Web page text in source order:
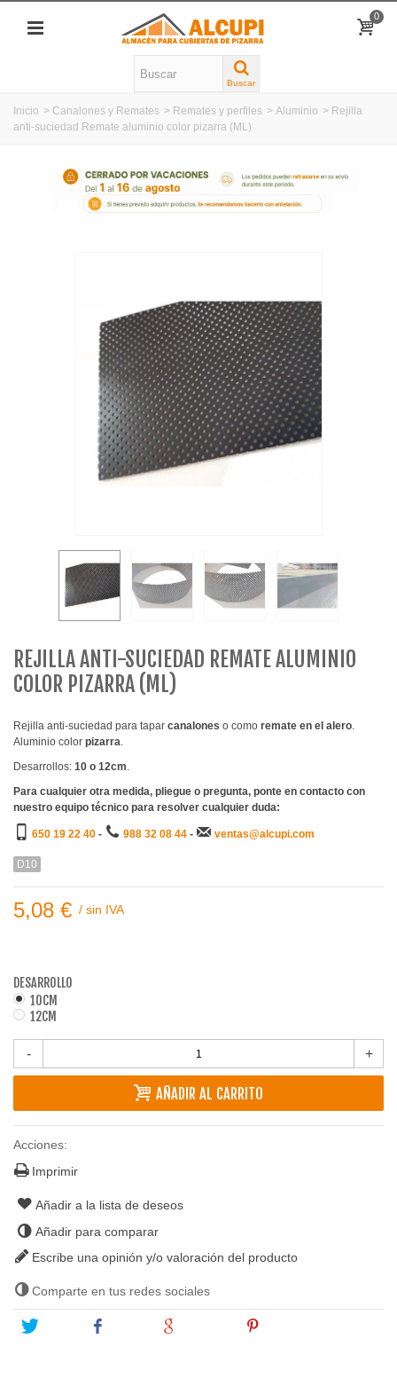
0
Buscar
Inicio > Canalones y Remates > Remates y perfiles > Aluminio > Rejilla
anti-suciedad Remate aluminio color pizarra (ML)
REJILLA ANTI-SUCIEDAD REMATE ALUMINIO
COLOR PIZARRA (ML)
Rejilla anti-suciedad para tapar canalones o como remate en el alero.
Aluminio color pizarra.
Desarrollos: 10 o 12cm.
Para cualquier otra medida, pliegue o pregunta, ponte en contacto con
nuestro equipo técnico para resolver cualquier duda:
650 19 22 40 - 988 32 08 44 - ventas@alcupi.com
D10
5,08 € / sin IVA
DESARROLLO
10CM
12CM
- +
AÑADIR AL CARRITO
Acciones:
Imprimir
Añadir a la lista de deseos
Añadir para comparar
Escribe una opinión y/o valoración del producto
Comparte en tus redes sociales
Tweet